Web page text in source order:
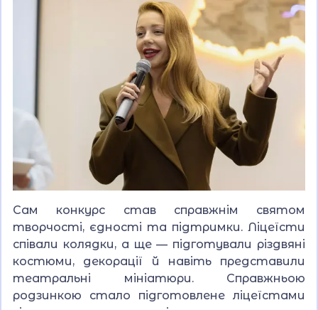
Сам конкурс став справжнім святом
творчості, єдності та підтримки. Ліцеїсти
співали колядки, а ще — підготували різдвяні
костюми, декорації й навіть представили
театральні мініатюри. Справжньою
родзинкою стало підготовлене ліцеїстами